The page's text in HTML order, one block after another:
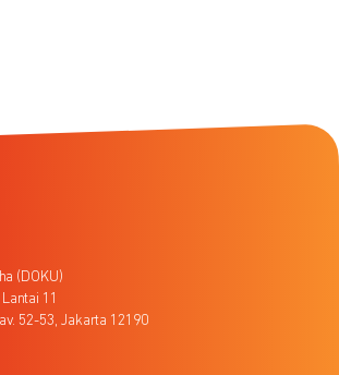
(DOKU)
11
52-53, Jakarta 12190